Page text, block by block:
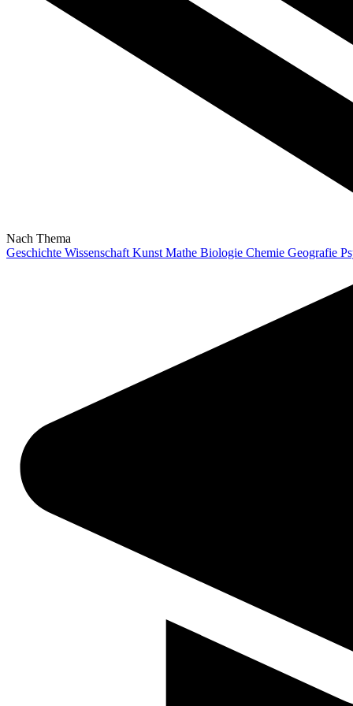
Nach Thema
Geschichte Wissenschaft Kunst Mathe Biologie Chemie Geografie